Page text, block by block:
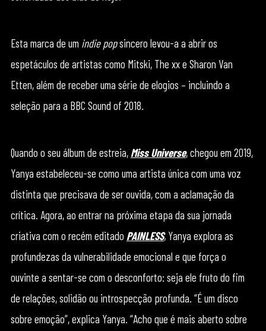
Esta marca de um indie popsincero levou-a a abrir os
espetáculos de artistas como Mitski, The xx e Sharon Van
Etten, além de receber uma série de elogios – incluindo a
seleção para a BBC Sound of 2018.
Quando o seu álbum de estreia, Miss Universe, chegou em 2019,
Yanya estabeleceu-se como uma artista única com uma voz
distinta que precisava de ser ouvida, com a aclamação da
crítica. Agora, ao entrar na próxima etapa da sua jornada
criativa com o recém editado PAINLESS,Yanya explora as
profundezas da vulnerabilidade emocional e que força o
ouvinte a sentar-se com o desconforto: seja ele fruto do fim
de relações, solidão ou introspecção profunda. “É um disco
sobre emoção”, explica Yanya. “Acho que é mais aberto sobre